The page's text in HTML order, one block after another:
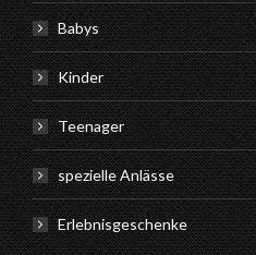
Babys
Kinder
Teenager
spezielle Anlässe
Erlebnisgeschenke